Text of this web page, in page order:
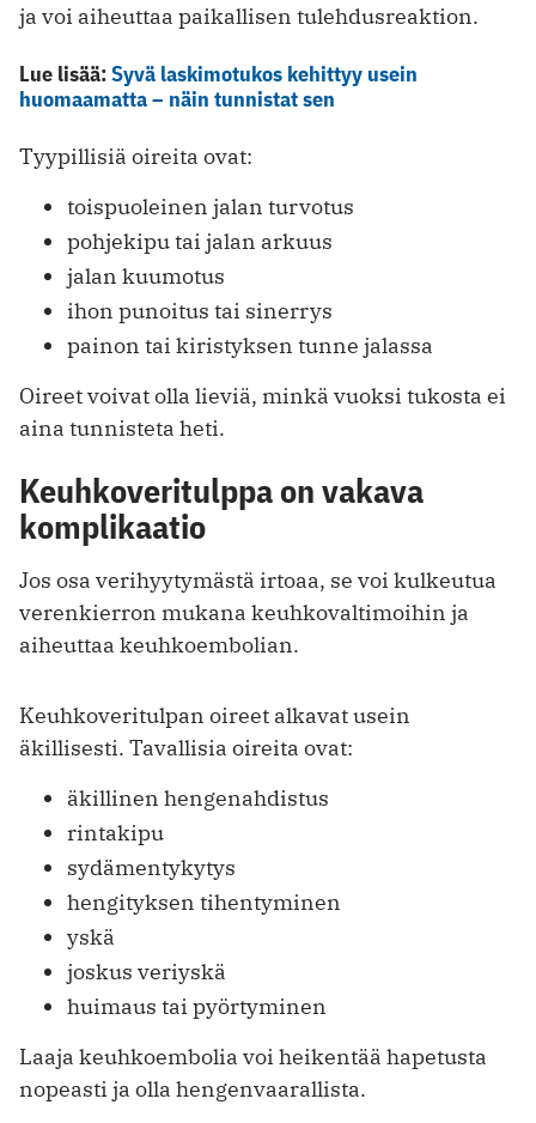
ja voi aiheuttaa paikallisen tulehdusreaktion.
Lue lisää:Syvä laskimotukos kehittyy usein
huomaamatta – näin tunnistat sen
Tyypillisiä oireita ovat:
toispuoleinen jalan turvotus
pohjekipu tai jalan arkuus
jalan kuumotus
ihon punoitus tai sinerrys
painon tai kiristyksen tunne jalassa
Oireet voivat olla lieviä, minkä vuoksi tukosta ei
aina tunnisteta heti.
Keuhkoveritulppa on vakava
komplikaatio
Jos osa verihyytymästä irtoaa, se voi kulkeutua
verenkierron mukana keuhkovaltimoihin ja
aiheuttaa keuhkoembolian.
Keuhkoveritulpan oireet alkavat usein
äkillisesti. Tavallisia oireita ovat:
äkillinen hengenahdistus
rintakipu
sydämentykytys
hengityksen tihentyminen
yskä
joskus veriyskä
huimaus tai pyörtyminen
Laaja keuhkoembolia voi heikentää hapetusta
nopeasti ja olla hengenvaarallista.